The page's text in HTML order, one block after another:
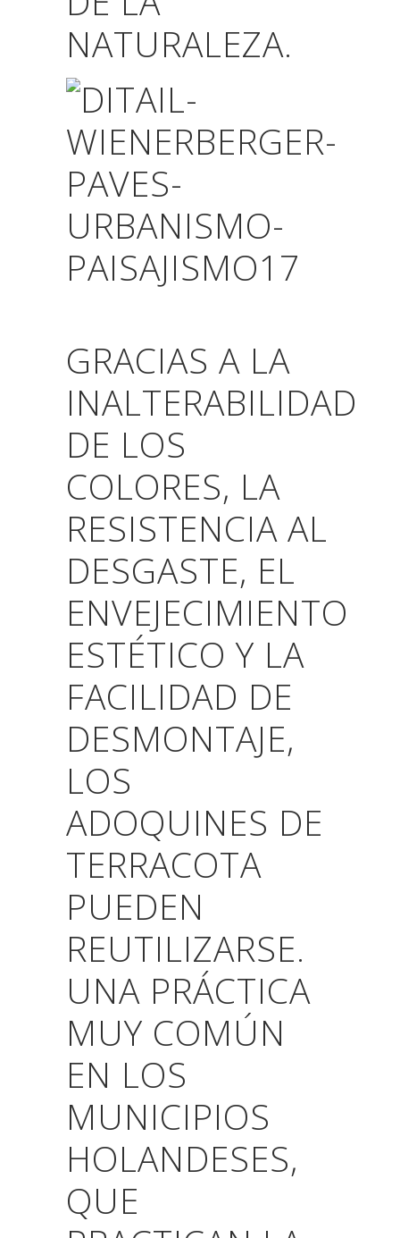
NATURALEZA.
GRACIAS A LA
INALTERABILIDAD
DE LOS
COLORES, LA
RESISTENCIA AL
DESGASTE, EL
ENVEJECIMIENTO
ESTÉTICO Y LA
FACILIDAD DE
DESMONTAJE,
LOS
ADOQUINES DE
TERRACOTA
PUEDEN
REUTILIZARSE.
UNA PRÁCTICA
MUY COMÚN
EN LOS
MUNICIPIOS
HOLANDESES,
QUE